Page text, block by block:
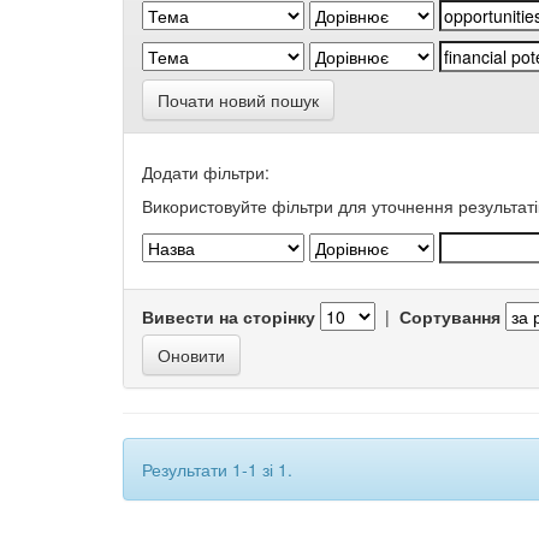
Почати новий пошук
Додати фільтри:
Використовуйте фільтри для уточнення
Вивести на сторінку | Сортування
Результати 1-1 зі 1.